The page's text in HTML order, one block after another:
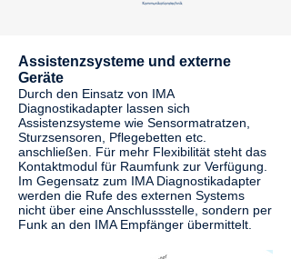
Assistenzsysteme und externe
Geräte
Durch den Einsatz von IMA
Diagnostikadapter lassen sich
Assistenzsysteme wie Sensormatratzen,
Sturzsensoren, Pflegebetten etc.
anschließen. Für mehr Flexibilität steht das
Kontaktmodul für Raumfunk zur Verfügung.
Im Gegensatz zum IMA Diagnostikadapter
werden die Rufe des externen Systems
nicht über eine Anschlussstelle, sondern per
Funk an den IMA Empfänger übermittelt.